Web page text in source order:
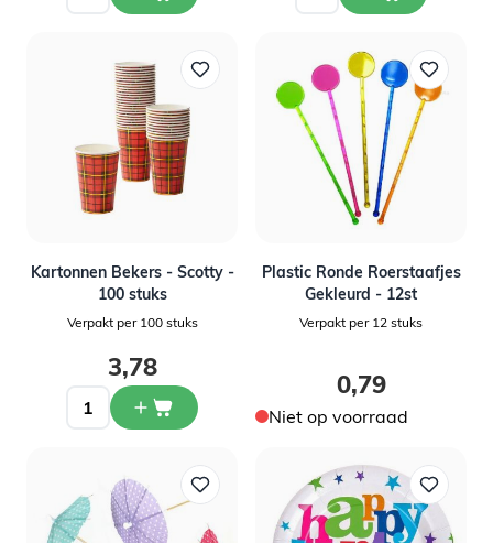
Kartonnen Bekers - Scotty -
100 stuks
Verpakt per 100 stuks
3,78
Plastic Ronde Roerstaafjes
Gekleurd - 12st
Verpakt per 12 stuks
0,79
Niet op voorraad